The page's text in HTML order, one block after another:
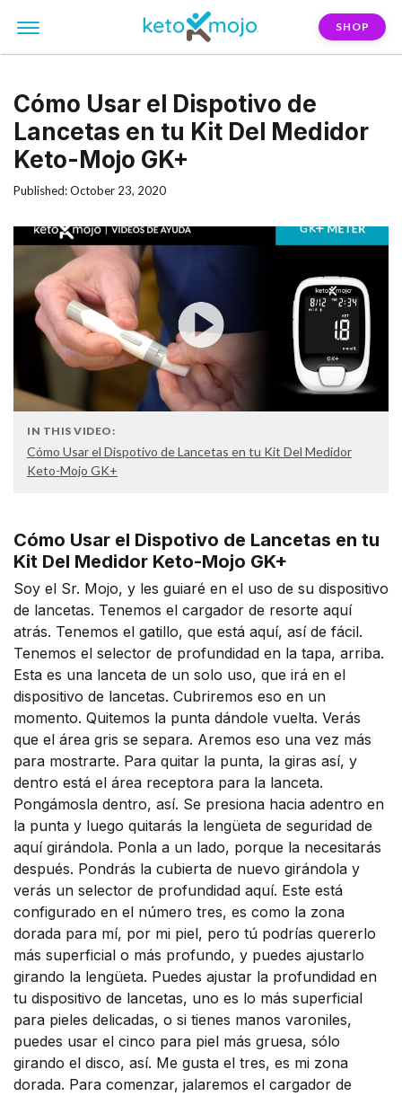
SHOP
Cómo Usar el Dispotivo de
Lancetas en tu Kit Del Medidor
Keto-Mojo GK+
Published: October 23, 2020
IN THIS VIDEO:
Cómo Usar el Dispotivo de Lancetas en tu Kit Del Medidor
Keto-Mojo GK+
Cómo Usar el Dispotivo de Lancetas en tu
Kit Del Medidor Keto-Mojo GK+
Soy el Sr. Mojo, y les guiaré en el uso de su dispositivo
de lancetas. Tenemos el cargador de resorte aquí
atrás. Tenemos el gatillo, que está aquí, así de fácil.
Tenemos el selector de profundidad en la tapa, arriba.
Esta es una lanceta de un solo uso, que irá en el
dispositivo de lancetas. Cubriremos eso en un
momento. Quitemos la punta dándole vuelta. Verás
que el área gris se separa. Aremos eso una vez más
para mostrarte. Para quitar la punta, la giras así, y
dentro está el área receptora para la lanceta.
Pongámosla dentro, así. Se presiona hacia adentro en
la punta y luego quitarás la lengüeta de seguridad de
aquí girándola. Ponla a un lado, porque la necesitarás
después. Pondrás la cubierta de nuevo girándola y
verás un selector de profundidad aquí. Este está
configurado en el número tres, es como la zona
dorada para mí, por mi piel, pero tú podrías quererlo
más superficial o más profundo, y puedes ajustarlo
girando la lengüeta. Puedes ajustar la profundidad en
tu dispositivo de lancetas, uno es lo más superficial
para pieles delicadas, o si tienes manos varoniles,
puedes usar el cinco para piel más gruesa, sólo
girando el disco, así. Me gusta el tres, es mi zona
dorada. Para comenzar, jalaremos el cargador de